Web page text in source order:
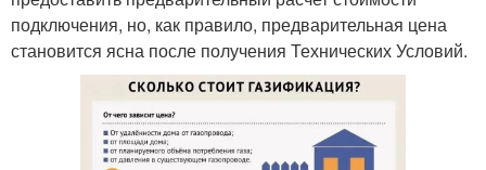
подключения, но, как правило, предварительная цена
становится ясна после получения Технических Условий.